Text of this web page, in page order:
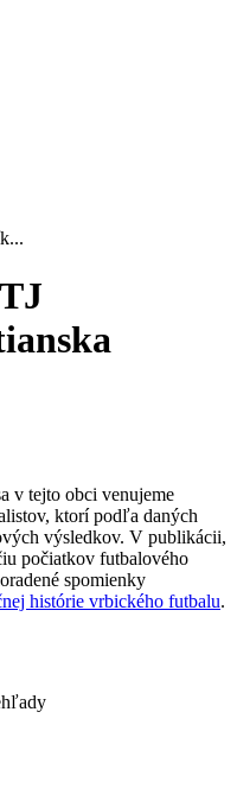
v tejto obci venujeme
ktorí podľa daných
výsledkov. V publikácii,
počiatkov futbalového
spomienky
histórie vrbického futbalu.